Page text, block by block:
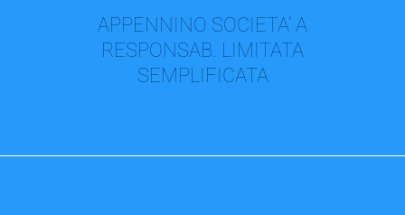
APPENNINO SOCIETA’ A
RESPONSAB. LIMITATA
SEMPLIFICATA